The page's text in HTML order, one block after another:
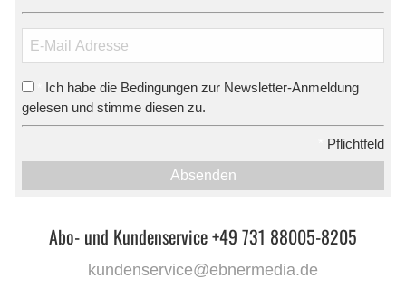
Ich habe die Bedingungen zur Newsletter-Anmeldung
gelesen und stimme diesen zu.
Pflichtfeld
Absenden
Abo- und Kundenservice +49 731 88005-8205
kundenservice@ebnermedia.de